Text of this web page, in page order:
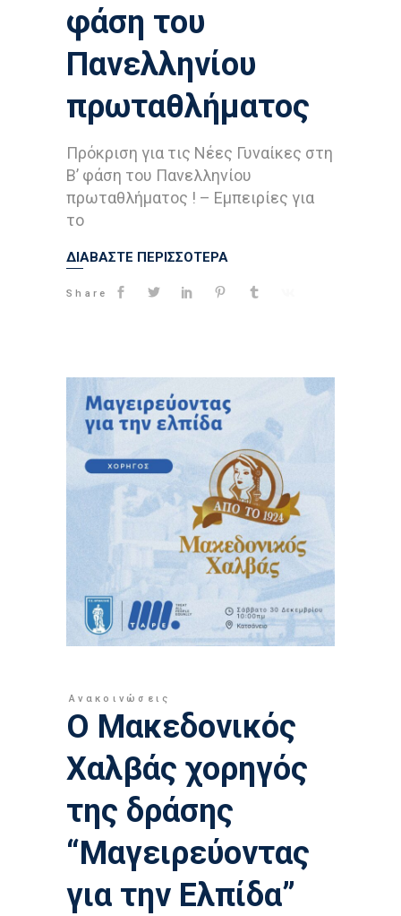
φάση του
Πανελληνίου
πρωταθλήματος
Πρόκριση για τις Νέες Γυναίκες στη
Β’ φάση του Πανελληνίου
πρωταθλήματος ! – Εμπειρίες για
το
ΔΙΑΒΑΣΤΕ ΠΕΡΙΣΣΟΤΕΡΑ
Share
Ανακοινώσεις
Ο Μακεδονικός
Χαλβάς χορηγός
της δράσης
“Μαγειρεύοντας
για την Ελπίδα”